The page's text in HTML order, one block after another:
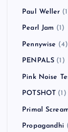
Paul Weller
Pearl Jam (1)
Pennywise (4)
PENPALS (1)
Pink Noise
POTSHOT (1)
Primal
Propagandhi